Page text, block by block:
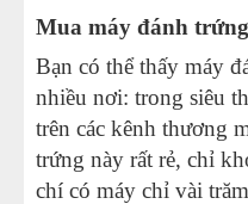
Mua máy đánh
Bạn có thể thấy máy
nhiều nơi: trong siêu
trên các kênh thương
trứng này rất rẻ, chỉ
chí có máy chỉ vài
MÁY LÀM HÁ CẢO
MÁY LÀM XÍU MẠI
THIẾT BỊ KHÁC